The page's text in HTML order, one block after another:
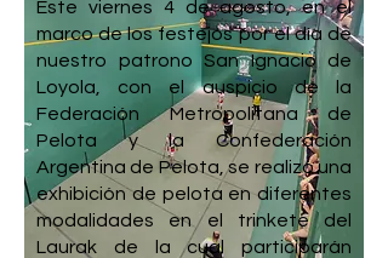
Este viernes 4 de agosto, en el
marco de los festejos por el día de
nuestro patrono San Ignacio de
Loyola, con el auspicio de la
Federación Metropolitana de
Pelota y la Confederación
Argentina de Pelota, se realizó una
exhibición de pelota en diferentes
modalidades en el trinkete del
Laurak de la cual participarán